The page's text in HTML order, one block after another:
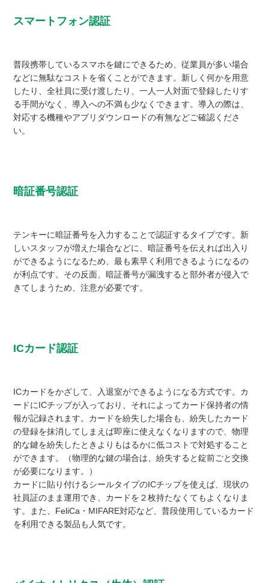
スマートフォン認証
普段携帯しているスマホを鍵にできるため、従業員が多い場合
などに無駄なコストを省くことができます。新しく何かを用意
したり、全社員に受け渡したり、一人一人対面で登録したりす
る手間がなく、導入への不満も少なくできます。導入の際は、
対応する機種やアプリダウンロードの有無などご確認くださ
い。
暗証番号認証
テンキーに暗証番号を入力することで認証するタイプです。新
しいスタッフが増えた場合などに、暗証番号を伝えれば出入り
ができるようになるため、最も素早く利用できるようになるの
が利点です。その反面、暗証番号が漏洩すると部外者が侵入で
きてしまうため、注意が必要です。
ICカード認証
ICカードをかざして、入退室ができるようになる方式です。カ
ードにICチップが入っており、それによってカード保持者の情
報が記録されます。カードを紛失した場合も、紛失したカード
の登録を抹消してしまえば即座に使えなくなりますので、物理
的な鍵を紛失したときよりもはるかに低コストで対処すること
ができます。（物理的な鍵の場合は、紛失すると錠前ごと交換
が必要になります。）
カードに貼り付けるシールタイプのICチップを使えば、現状の
社員証のまま運用でき、カードを２枚持たなくてもよくなりま
す。また、FeliCa・MIFARE対応など、普段使用しているカード
を利用できる製品も人気です。